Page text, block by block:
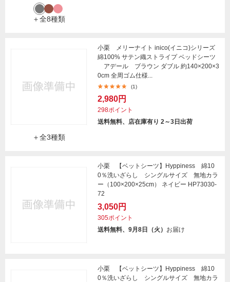
＋全8種類
＋全3種類
小栗 メリーナイト inico(イニコ)シリーズ
綿100% サテン織ストライプ ベッドシーツ
アデール ブラウン ダブル 約140×200×3
0cm 全周ゴム仕様...
(1)
2,980円
298ポイント
送料無料、店在庫有り 2～3日出荷
小栗 【ベットシーツ】Hyppiness 綿10
0％洗いざらし シングルサイズ 無地カラ
ー（100×200×25cm） ネイビー HP73030-
72
3,050円
305ポイント
送料無料、9月8日（火） お届け
小栗 【ベットシーツ】Hyppiness 綿10
0％洗いざらし シングルサイズ 無地カラ